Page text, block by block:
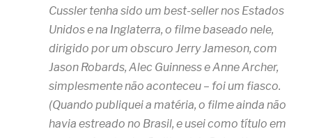
Cussler tenha sido um best-seller nos Estados
Unidos e na Inglaterra, o filme baseado nele,
dirigido por um obscuro Jerry Jameson, com
Jason Robards, Alec Guinness e Anne Archer,
simplesmente não aconteceu – foi um fiasco.
(Quando publiquei a matéria, o filme ainda não
havia estreado no Brasil, e usei como título em